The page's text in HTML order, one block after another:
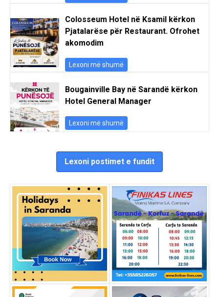
Colosseum Hotel në Ksamil kërkon
Pjatalarëse për Restaurant. Ofrohet
akomodim
Lexoni më shumë
Bougainville Bay në Sarandë kërkon
Hotel General Manager
Lexoni më shumë
Lexoni postimet e fundit